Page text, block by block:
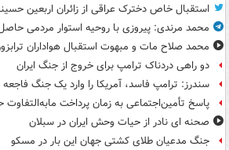
استقبال خاص دخترک عراقی از زائران اربعین
محمد مرندی: پیروزی با روحیه استوار مردمی
محمد صلاح مات و مبهوت استقبال هواداران
دو راهی دردناک ترامپ برای خروج از جنگ ایران
سندرز: ترامپ فاسد، آمریکا را وارد یک جنگ
پاسخ تأمین‌اجتماعی به زمان پرداخت
صحنه ای نادر از حیات وحش ایران در سبلان
جنگ مدعیان طلای کشتی جهان این بار در مسکو